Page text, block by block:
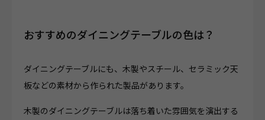
おすすめのダイニングテーブルの色は？
ダイニングテーブルにも、木製やスチール、セラミック天
板などの素材から作られた製品があります。
木製のダイニングテーブルは落ち着いた雰囲気を演出する